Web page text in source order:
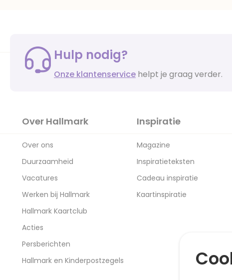
Hulp nodig?
Onze klantenservice helpt je graag verder.
Over Hallmark
Over ons
Duurzaamheid
Vacatures
Werken bij Hallmark
Hallmark Kaartclub
Acties
Persberichten
Hallmark en Kinderpostzegels
Inspiratie
Magazine
Inspiratieteksten
Cadeau inspiratie
Kaartinspiratie